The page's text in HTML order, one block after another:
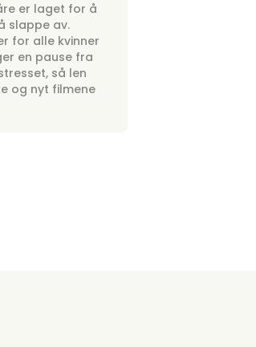
er laget for å
slappe av.
for alle kvinner
en pause fra
så len
og nyt filmene